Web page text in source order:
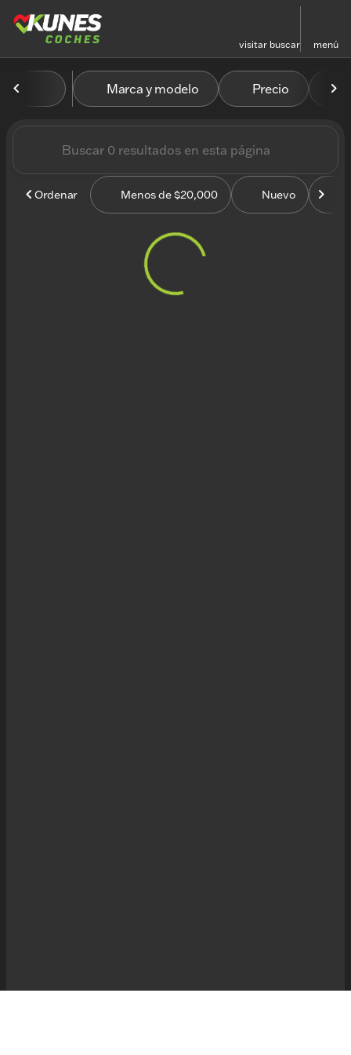
visitar buscar menú
filtrar buscar volver arriba
Vehículos en venta en
Marca y modelo Precio
Ordenar Menos de $20,000 Nuevo